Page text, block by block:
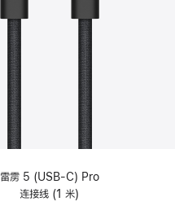
雷雳 5 (USB-C) Pro
连接线 (1 米)